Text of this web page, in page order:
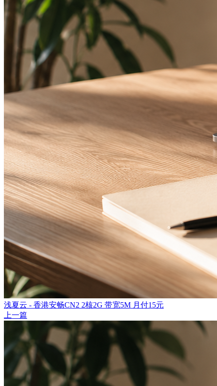
浅夏云 - 香港安畅CN2 2核2G 带宽5M 月付15元
上一篇